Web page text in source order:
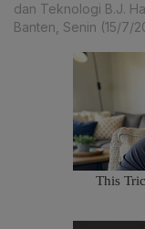
dan Teknologi B.J.
Banten, Senin (15/7/